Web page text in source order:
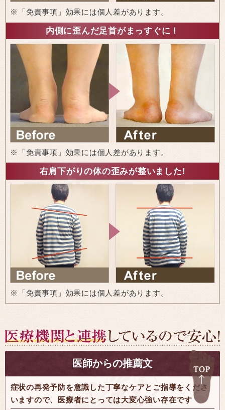
※「免責事項」効果には個人差があります。
内側に歪んだ足首がまっすぐに！
※「免責事項」効果には個人差があります。
右肩下がりの体の歪みが整いました!
※「免責事項」効果には個人差があります。
医師からの推薦文
症状の再発予防を意識した丁寧なケアとご指導をくださ
いますので、医療者にとっては大変心強い存在です